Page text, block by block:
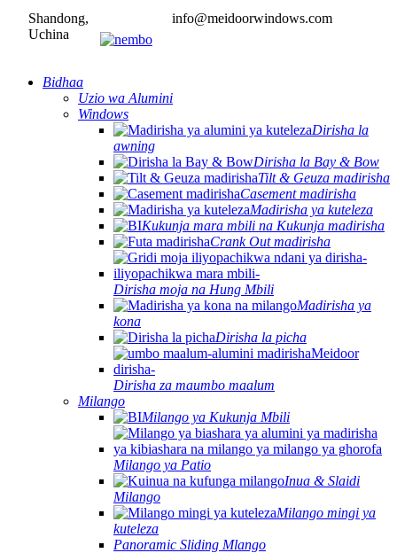
Shandong,
Uchina
info@meidoorwindows.com
Bidhaa
Uzio wa Alumini
Windows
Dirisha la
awning
Dirisha la Bay & Bow
Tilt & Geuza madirisha
Casement madirisha
Madirisha ya kuteleza
Kukunja mara mbili na Kukunja madirisha
Crank Out madirisha
Dirisha moja na Hung Mbili
Madirisha ya
kona
Dirisha la picha
Dirisha za maumbo maalum
Milango
Milango ya Kukunja Mbili
Milango ya Patio
Inua & Slaidi
Milango
Milango mingi ya
kuteleza
Panoramic Sliding Mlango